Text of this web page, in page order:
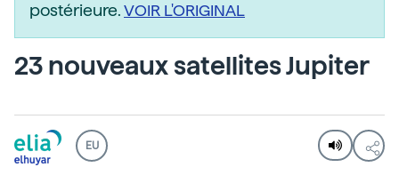
postérieure.VOIR L'ORIGINAL
23 nouveaux satellites Jupiter
EU